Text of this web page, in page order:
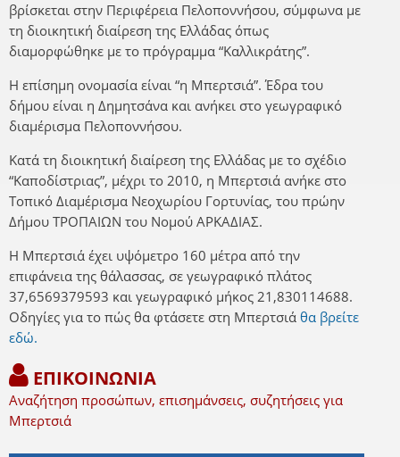
βρίσκεται στην Περιφέρεια Πελοποννήσου, σύμφωνα με
τη διοικητική διαίρεση της Ελλάδας όπως
διαμορφώθηκε με το πρόγραμμα “Καλλικράτης”.
Η επίσημη ονομασία είναι “η Μπερτσιά”. Έδρα του
δήμου είναι η Δημητσάνα και ανήκει στο γεωγραφικό
διαμέρισμα Πελοποννήσου.
Κατά τη διοικητική διαίρεση της Ελλάδας με το σχέδιο
“Καποδίστριας”, μέχρι το 2010, η Μπερτσιά ανήκε στο
Τοπικό Διαμέρισμα Νεοχωρίου Γορτυνίας, του πρώην
Δήμου ΤΡΟΠΑΙΩΝ του Νομού ΑΡΚΑΔΙΑΣ.
Η Μπερτσιά έχει υψόμετρο 160 μέτρα από την
επιφάνεια της θάλασσας, σε γεωγραφικό πλάτος
37,6569379593 και γεωγραφικό μήκος 21,830114688.
Οδηγίες για το πώς θα φτάσετε στη Μπερτσιά θα βρείτε
εδώ.
ΕΠΙΚΟΙΝΩΝΙΑ
Αναζήτηση προσώπων, επισημάνσεις, συζητήσεις για
Μπερτσιά